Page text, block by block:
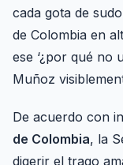
cada gota de
de Colombia en
ese ‘¿por qué no
Muñoz
De acuerdo con
de Colombia, la
digerir el trago